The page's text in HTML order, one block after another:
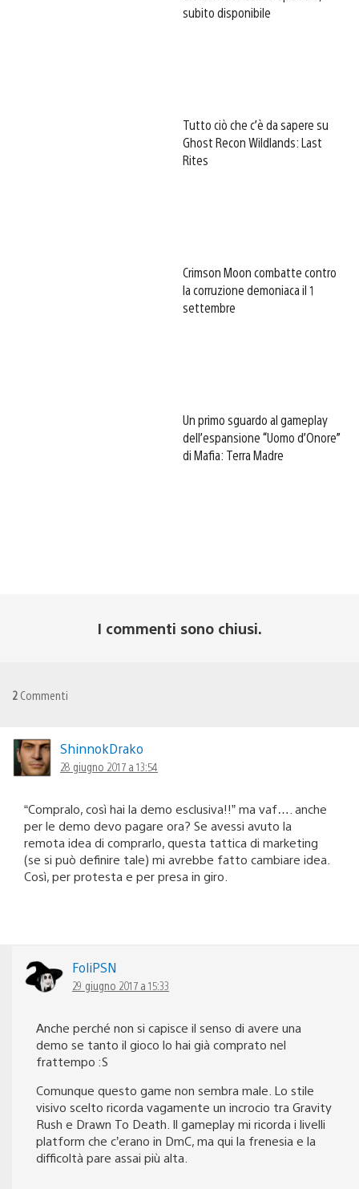
subito disponibile
Tutto ciò che c’è da sapere su
Ghost Recon Wildlands: Last
Rites
Crimson Moon combatte contro
la corruzione demoniaca il 1
settembre
Un primo sguardo al gameplay
dell’espansione “Uomo d’Onore”
di Mafia: Terra Madre
I commenti sono chiusi.
2 Commenti
ShinnokDrako
28 giugno 2017 a 13:54
“Compralo, così hai la demo esclusiva!!” ma vaf…. anche
per le demo devo pagare ora? Se avessi avuto la
remota idea di comprarlo, questa tattica di marketing
(se si può definire tale) mi avrebbe fatto cambiare idea.
Così, per protesta e per presa in giro.
FoliPSN
29 giugno 2017 a 15:33
Anche perché non si capisce il senso di avere una
demo se tanto il gioco lo hai già comprato nel
frattempo :S
Comunque questo game non sembra male. Lo stile
visivo scelto ricorda vagamente un incrocio tra Gravity
Rush e Drawn To Death. Il gameplay mi ricorda i livelli
platform che c’erano in DmC, ma qui la frenesia e la
difficoltà pare assai più alta.